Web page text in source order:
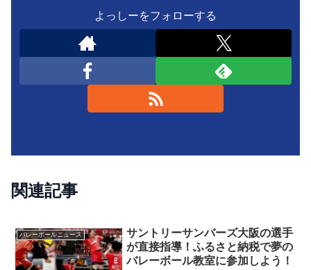
よっしーをフォローする
関連記事
バレーボールニュース
サントリーサンバーズ大阪の選手
が直接指導！ふるさと納税で夢の
バレーボール教室に参加しよう！